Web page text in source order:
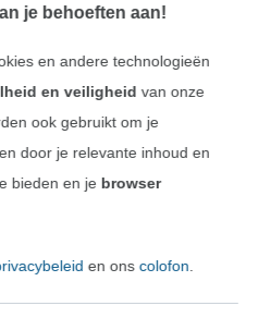
Terug naar Banden
stof klaar voor verzending
DE HOOGTE ZIJN?
je behoeften aan!
en andere technologieën
en veiligheid van onze
ook gebruikt om je
door je relevante inhoud en
bieden en je browser
en ons colofon